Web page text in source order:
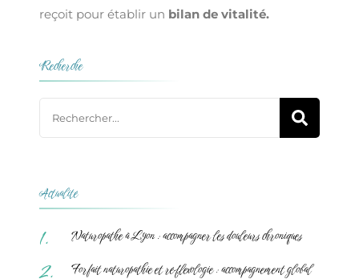
reçoit pour établir un bilan de vitalité.
Recherche
Actualité
Naturopathe à Lyon : accompagner les douleurs chroniques
Forfait naturopathie et réflexologie : accompagnement global